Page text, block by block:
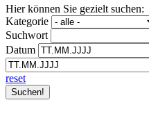
Hier können Sie gezielt suchen:
Kategorie
Suchwort
Datum
reset